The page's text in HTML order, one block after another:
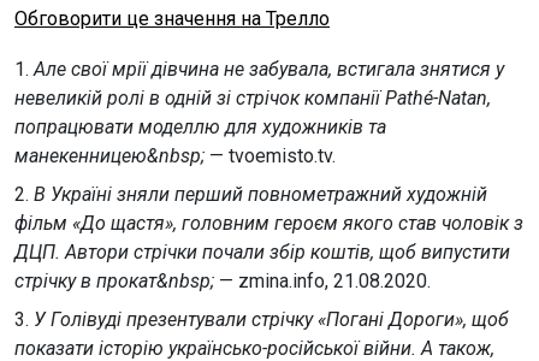
Обговорити це значення на Трелло
1.Але свої мрії дівчина не забувала, встигала знятися у
невеликій ролі в одній зі стрічок компанії Pathé-Natan,
попрацювати моделлю для художників та
манекенницею&nbsp; — tvoemisto.tv.
2. В Україні зняли перший повнометражний художній
фільм «До щастя», головним героєм якого став чоловік з
ДЦП. Автори стрічки почали збір коштів, щоб випустити
стрічку в прокат&nbsp; — zmina.info, 21.08.2020.
3. У Голівуді презентували стрічку «Погані Дороги», щоб
показати історію українсько-російської війни. А також,